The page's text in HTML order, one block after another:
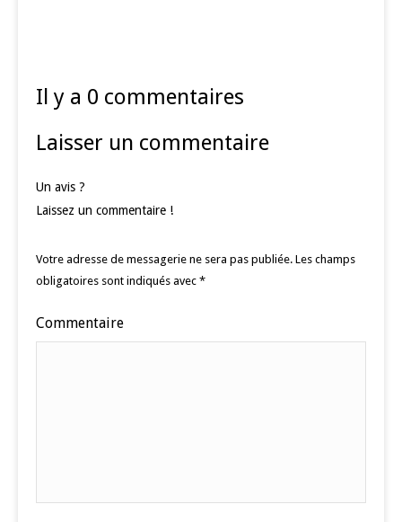
Il y a 0 commentaires
Laisser un commentaire
Un avis ?
Laissez un commentaire !
Votre adresse de messagerie ne sera pas publiée. Les champs
obligatoires sont indiqués avec *
Commentaire